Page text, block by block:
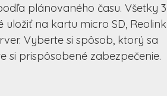
plánovaného času. Všetky 3
na kartu micro SD, Reolink
Vyberte si spôsob, ktorý sa
si prispôsobené zabezpečenie.